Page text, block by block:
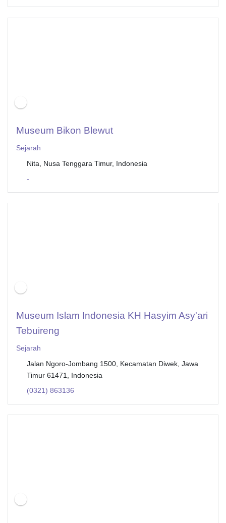
Museum Bikon Blewut
Sejarah
Nita, Nusa Tenggara Timur, Indonesia
-
Museum Islam Indonesia KH Hasyim Asy'ari
Tebuireng
Sejarah
Jalan Ngoro-Jombang 1500, Kecamatan Diwek, Jawa
Timur 61471, Indonesia
(0321) 863136